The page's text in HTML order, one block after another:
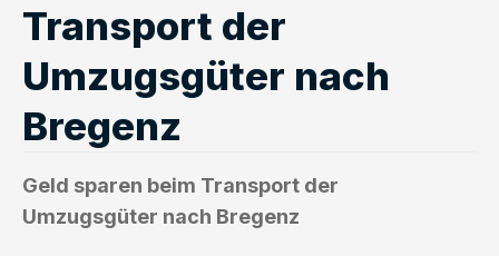
Transport der
Umzugsgüter nach
Bregenz
Geld sparen beim Transport der
Umzugsgüter nach Bregenz